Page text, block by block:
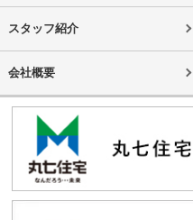
スタッフ紹介
会社概要